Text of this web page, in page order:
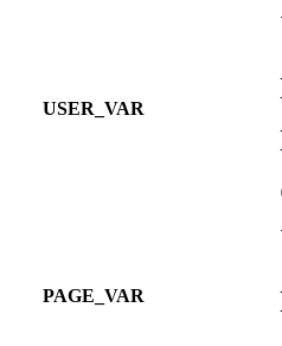
USER_VAR
PAGE_VAR